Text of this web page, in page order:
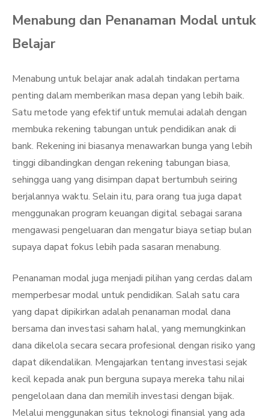
Menabung dan Penanaman Modal untuk
Belajar
Menabung untuk belajar anak adalah tindakan pertama
penting dalam memberikan masa depan yang lebih baik.
Satu metode yang efektif untuk memulai adalah dengan
membuka rekening tabungan untuk pendidikan anak di
bank. Rekening ini biasanya menawarkan bunga yang lebih
tinggi dibandingkan dengan rekening tabungan biasa,
sehingga uang yang disimpan dapat bertumbuh seiring
berjalannya waktu. Selain itu, para orang tua juga dapat
menggunakan program keuangan digital sebagai sarana
mengawasi pengeluaran dan mengatur biaya setiap bulan
supaya dapat fokus lebih pada sasaran menabung.
Penanaman modal juga menjadi pilihan yang cerdas dalam
memperbesar modal untuk pendidikan. Salah satu cara
yang dapat dipikirkan adalah penanaman modal dana
bersama dan investasi saham halal, yang memungkinkan
dana dikelola secara secara profesional dengan risiko yang
dapat dikendalikan. Mengajarkan tentang investasi sejak
kecil kepada anak pun berguna supaya mereka tahu nilai
pengelolaan dana dan memilih investasi dengan bijak.
Melalui menggunakan situs teknologi finansial yang ada